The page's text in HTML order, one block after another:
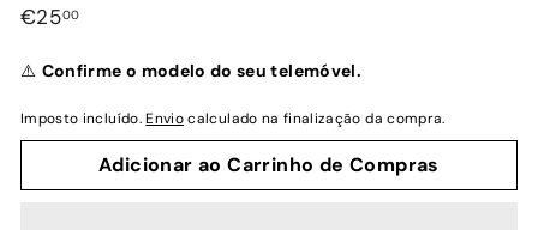
Preço
€2500€25,00
⚠️ Confirme o modelo do seu telemóvel.
Imposto incluído.Enviocalculado na finalização da compra.
Adicionar ao Carrinho de Compras